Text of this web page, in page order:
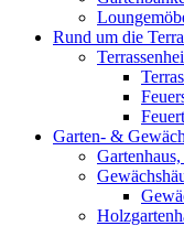
Rund um die
Garten- &